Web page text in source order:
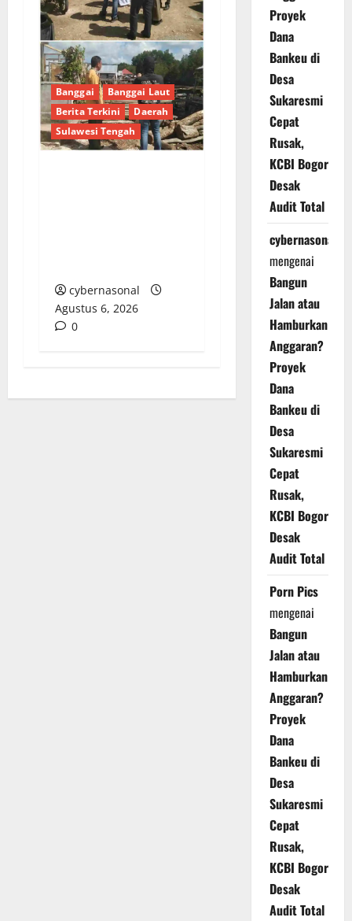
Banggai
Banggai Laut
Berita Terkini
Daerah
Sulawesi Tengah
cybernasonal
Agustus 6, 2026
0
Proyek
Dana
Bankeu di
Desa
Sukaresmi
Cepat
Rusak,
KCBI Bogor
Desak
Audit Total
cybernasonal
mengenai
Bangun
Jalan atau
Hamburkan
Anggaran?
Proyek
Dana
Bankeu di
Desa
Sukaresmi
Cepat
Rusak,
KCBI Bogor
Desak
Audit Total
Porn Pics
mengenai
Bangun
Jalan atau
Hamburkan
Anggaran?
Proyek
Dana
Bankeu di
Desa
Sukaresmi
Cepat
Rusak,
KCBI Bogor
Desak
Audit Total